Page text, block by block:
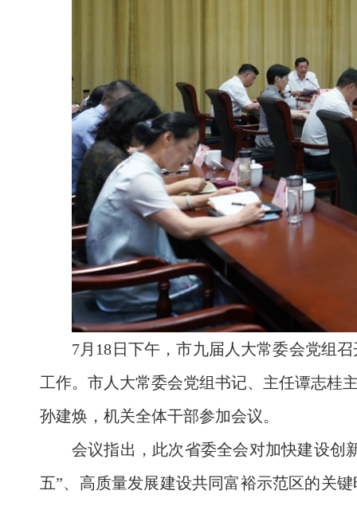
7月18日下午，市九届人大常委会党组
工作。市人大常委会党组书记、主任谭志桂
孙建焕，机关全体干部参加会议。
会议指出，此次省委全会对加快建设创
五”、高质量发展建设共同富裕示范区的关